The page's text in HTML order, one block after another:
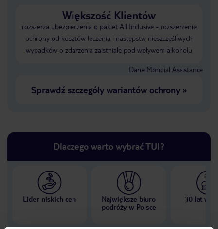
Większość Klientów
rozszerza ubezpieczenia o pakiet All Inclusive - rozszerzenie
ochrony od kosztów leczenia i następstw nieszczęśliwych
wypadków o zdarzenia zaistniałe pod wpływem alkoholu
Dane Mondial Assistance
Sprawdź szczegóły wariantów ochrony»
Dlaczego warto wybrać TUI?
Lider niskich cen
Największe biuro
podróży w Polsce
30 lat w